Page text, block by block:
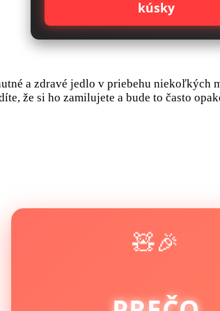
kúsky
a zdravé jedlo v priebehu
že si ho zamilujete a bude to často
🧸🎉